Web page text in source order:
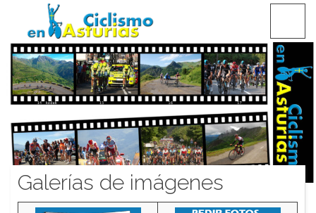
CICLISMO EN ASTURIAS
Galerías de imágenes